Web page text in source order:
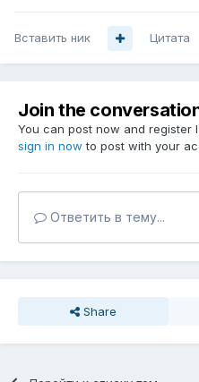
Вставить ник Цитата
Join the
You can post now and register
sign in now to post with your
Ответить в тему...
Share